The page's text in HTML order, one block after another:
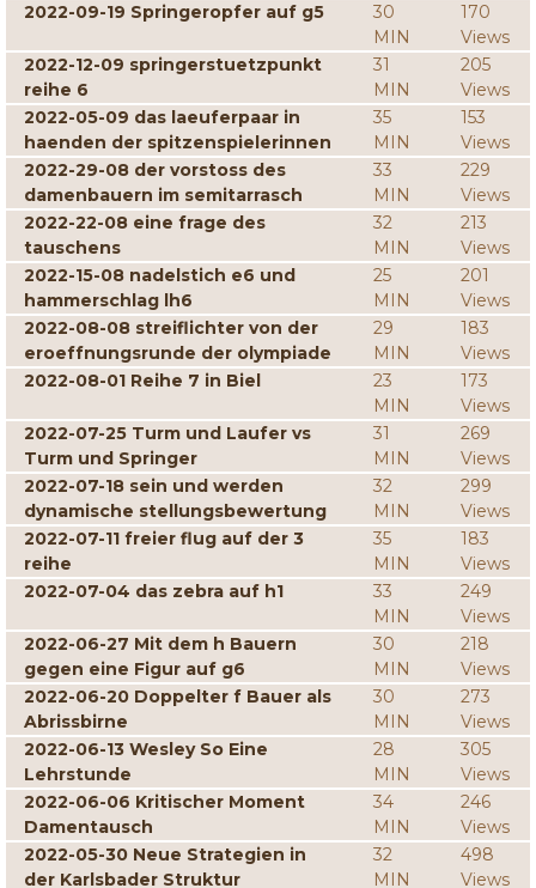
2022-09-19 Springeropfer auf g5
30
MIN
170
Views
2022-12-09 springerstuetzpunkt
reihe 6
31
MIN
205
Views
2022-05-09 das laeuferpaar in
haenden der spitzenspielerinnen
35
MIN
153
Views
2022-29-08 der vorstoss des
damenbauern im semitarrasch
33
MIN
229
Views
2022-22-08 eine frage des
tauschens
32
MIN
213
Views
2022-15-08 nadelstich e6 und
hammerschlag lh6
25
MIN
201
Views
2022-08-08 streiflichter von der
eroeffnungsrunde der olympiade
29
MIN
183
Views
2022-08-01 Reihe 7 in Biel
23
MIN
173
Views
2022-07-25 Turm und Laufer vs
Turm und Springer
31
MIN
269
Views
2022-07-18 sein und werden
dynamische stellungsbewertung
32
MIN
299
Views
2022-07-11 freier flug auf der 3
reihe
35
MIN
183
Views
2022-07-04 das zebra auf h1
33
MIN
249
Views
2022-06-27 Mit dem h Bauern
gegen eine Figur auf g6
30
MIN
218
Views
2022-06-20 Doppelter f Bauer als
Abrissbirne
30
MIN
273
Views
2022-06-13 Wesley So Eine
Lehrstunde
28
MIN
305
Views
2022-06-06 Kritischer Moment
Damentausch
34
MIN
246
Views
2022-05-30 Neue Strategien in
der Karlsbader Struktur
32
MIN
498
Views